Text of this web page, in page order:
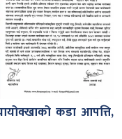
कडा आपत्ति,